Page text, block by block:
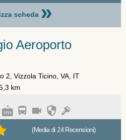
scheda »
Aeroporto
2, Vizzola Ticino, VA, IT
km
(Media di 24 Recensioni)